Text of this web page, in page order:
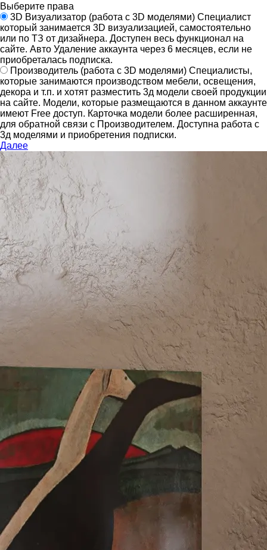
Выберите права
3D Визуализатор (работа с 3D моделями) Специалист
который занимается 3D визуализацией, самостоятельно
или по ТЗ от дизайнера. Доступен весь функционал на
сайте. Авто Удаление аккаунта через 6 месяцев, если не
приобреталась подписка.
Производитель (работа с 3D моделями) Специалисты,
которые занимаются производством мебели, освещения,
декора и т.п. и хотят разместить 3д модели своей продукции
на сайте. Модели, которые размещаются в данном аккаунте
имеют Free доступ. Карточка модели более расширенная,
для обратной связи с Производителем. Доступна работа с
3д моделями и приобретения подписки.
Далее